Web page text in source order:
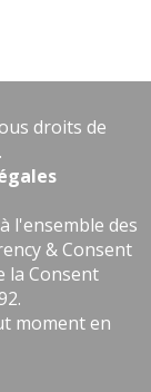
droits de
l'ensemble des
& Consent
la Consent
moment en